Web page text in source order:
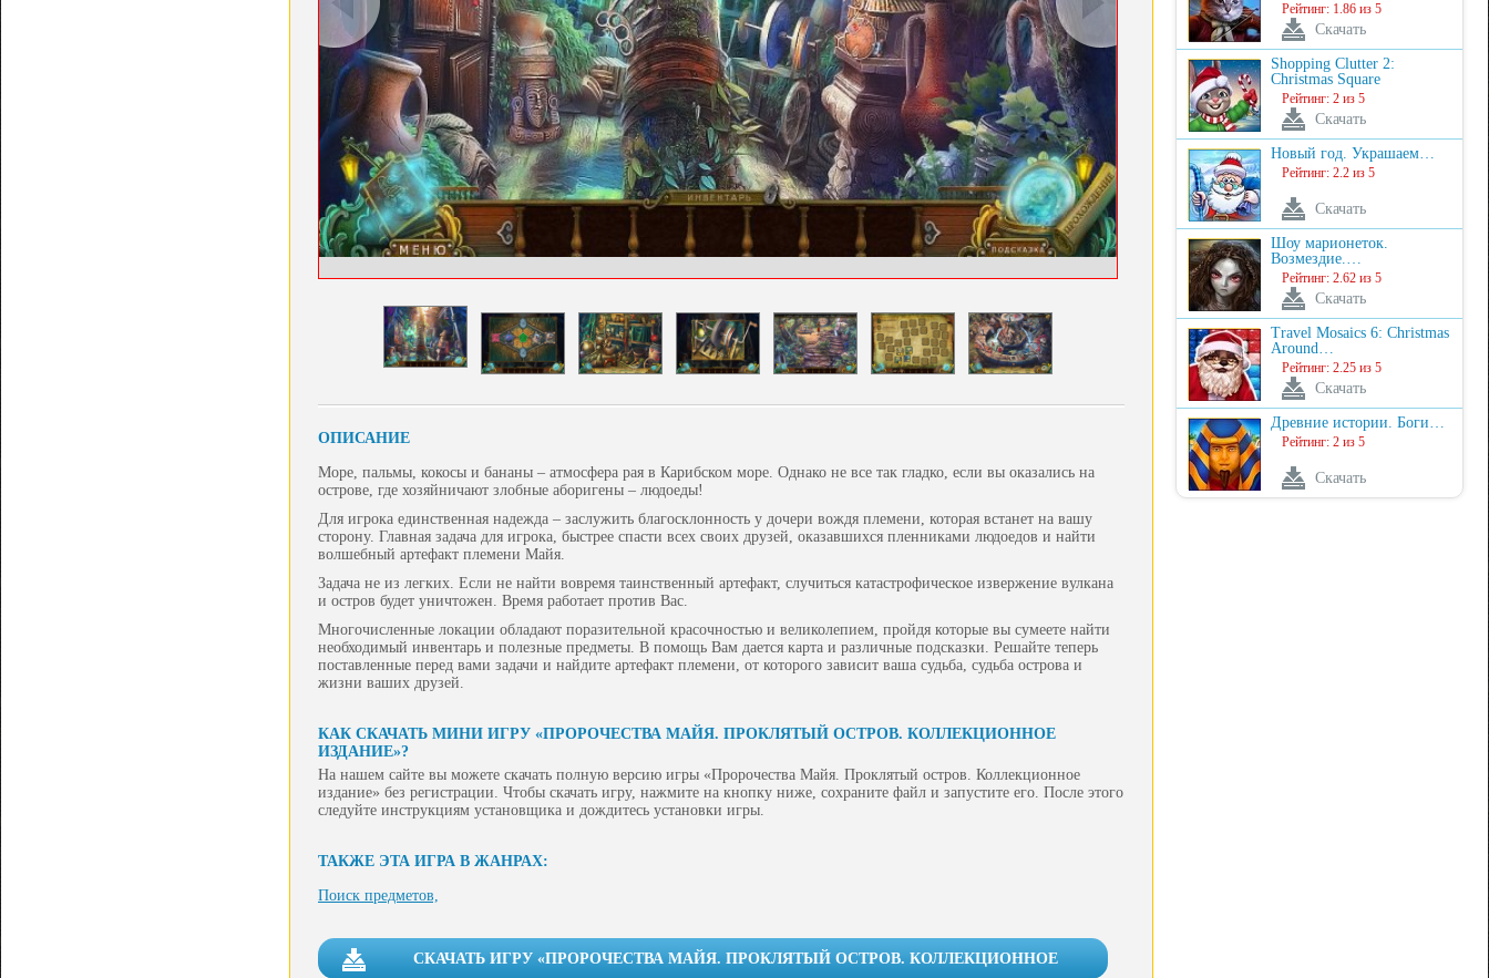
ОПИСАНИЕ
Море, пальмы, кокосы и бананы – атмосфера рая в Карибском море. Однако не все так гладко, если вы оказались на
острове, где хозяйничают злобные аборигены – людоеды!
Для игрока единственная надежда – заслужить благосклонность у дочери вождя племени, которая встанет на вашу
сторону. Главная задача для игрока, быстрее спасти всех своих друзей, оказавшихся пленниками людоедов и найти
волшебный артефакт племени Майя.
Задача не из легких. Если не найти вовремя таинственный артефакт, случиться катастрофическое извержение вулкана
и остров будет уничтожен. Время работает против Вас.
Многочисленные локации обладают поразительной красочностью и великолепием, пройдя которые вы сумеете найти
необходимый инвентарь и полезные предметы. В помощь Вам дается карта и различные подсказки. Решайте теперь
поставленные перед вами задачи и найдите артефакт племени, от которого зависит ваша судьба, судьба острова и
жизни ваших друзей.
КАК СКАЧАТЬ МИНИ ИГРУ «ПРОРОЧЕСТВА МАЙЯ. ПРОКЛЯТЫЙ ОСТРОВ. КОЛЛЕКЦИОННОЕ
ИЗДАНИЕ»?
На нашем сайте вы можете скачать полную версию игры «Пророчества Майя. Проклятый остров. Коллекционное
издание» без регистрации. Чтобы скачать игру, нажмите на кнопку ниже, сохраните файл и запустите его. После этого
следуйте инструкциям установщика и дождитесь установки игры.
ТАКЖЕ ЭТА ИГРА В ЖАНРАХ:
Поиск предметов,
СКАЧАТЬ ИГРУ «ПРОРОЧЕСТВА МАЙЯ. ПРОКЛЯТЫЙ ОСТРОВ. КОЛЛЕКЦИОННОЕ
Рейтинг: 1.86 из 5
Скачать
Shopping Clutter 2:
Christmas Square
Рейтинг: 2 из 5
Скачать
Новый год. Украшаем…
Рейтинг: 2.2 из 5
Скачать
Шоу марионеток.
Возмездие.…
Рейтинг: 2.62 из 5
Скачать
Travel Mosaics 6: Christmas
Around…
Рейтинг: 2.25 из 5
Скачать
Древние истории. Боги…
Рейтинг: 2 из 5
Скачать